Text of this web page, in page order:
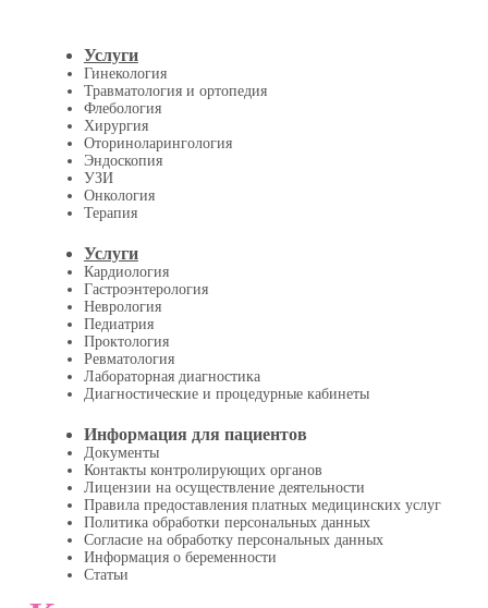
Услуги
Гинекология
Травматология и ортопедия
Флебология
Хирургия
Оториноларингология
Эндоскопия
УЗИ
Онкология
Терапия
Услуги
Кардиология
Гастроэнтерология
Неврология
Педиатрия
Проктология
Ревматология
Лабораторная диагностика
Диагностические и процедурные кабинеты
Информация для пациентов
Документы
Контакты контролирующих органов
Лицензии на осуществление деятельности
Правила предоставления платных медицинских услуг
Политика обработки персональных данных
Согласие на обработку персональных данных
Информация о беременности
Статьи